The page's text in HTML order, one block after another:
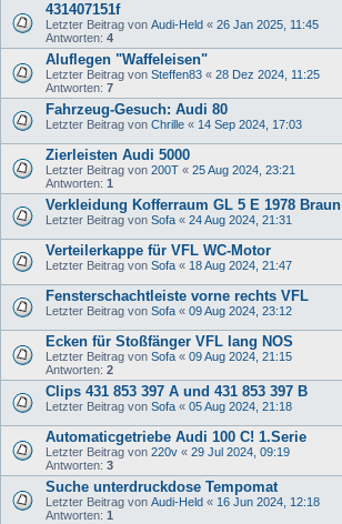
431407151f
Letzter Beitrag von Audi-Held « 26 Jan 2025, 11:45
Antworten: 4
Aluflegen "Waffeleisen"
Letzter Beitrag von Steffen83 « 28 Dez 2024, 11:25
Antworten: 7
Fahrzeug-Gesuch: Audi 80
Letzter Beitrag von Chrille « 14 Sep 2024, 17:03
Zierleisten Audi 5000
Letzter Beitrag von 200T « 25 Aug 2024, 23:21
Antworten: 1
Verkleidung Kofferraum GL 5 E 1978 Braun
Letzter Beitrag von Sofa « 24 Aug 2024, 21:31
Verteilerkappe für VFL WC-Motor
Letzter Beitrag von Sofa « 18 Aug 2024, 21:47
Fensterschachtleiste vorne rechts VFL
Letzter Beitrag von Sofa « 09 Aug 2024, 23:12
Ecken für Stoßfänger VFL lang NOS
Letzter Beitrag von Sofa « 09 Aug 2024, 21:15
Antworten: 2
Clips 431 853 397 A und 431 853 397 B
Letzter Beitrag von Sofa « 05 Aug 2024, 21:18
Automaticgetriebe Audi 100 C! 1.Serie
Letzter Beitrag von 220v « 29 Jul 2024, 09:19
Antworten: 3
Suche unterdruckdose Tempomat
Letzter Beitrag von Audi-Held « 16 Jun 2024, 12:18
Antworten: 1